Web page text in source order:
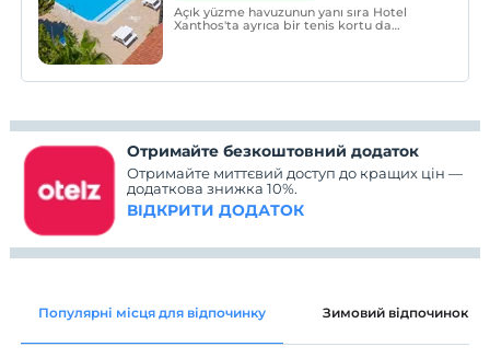
Açık yüzme havuzunun yanı sıra Hotel
Xanthos'ta ayrıca bir tenis kortu da
Отримайте безкоштовний додаток
Отримайте миттєвий доступ до кращих цін —
додаткова знижка 10%.
ВІДКРИТИ ДОДАТОК
Популярні місця для відпочинку Зимовий відпочинок